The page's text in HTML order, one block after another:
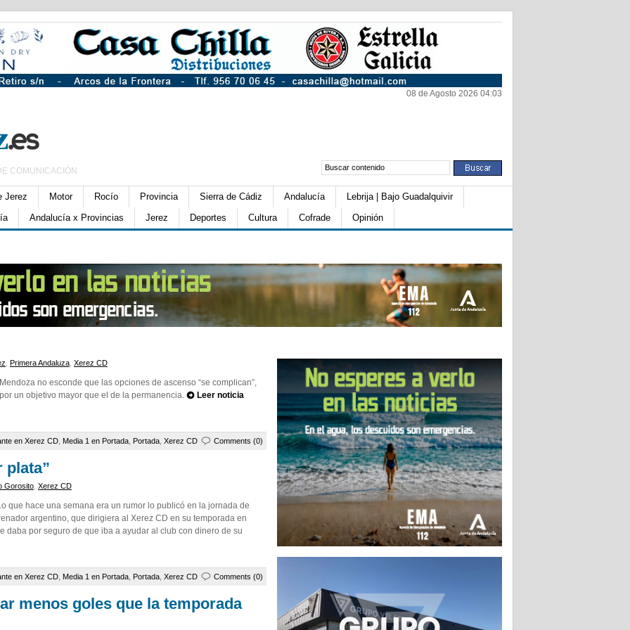
08 de Agosto 2026 04:03
COMUNICACIÓN
Jerez Motor Rocío Provincia Sierra de Cádiz Andalucía
Lebrija | Bajo Guadalquivir
Andalucía x Provincias Jerez Deportes Cultura Cofrade Opinión
Primera Andaluza Xerez CD
no esconde que las opciones de ascenso “se complican”,
un objetivo mayor que el de la permanencia.
Leer noticia
en Xerez CD Media 1 en Portada Portada Xerez CD Comments (0)
plata”
Gorosito Xerez CD
que hace una semana era un rumor lo publicó en la jornada de
argentino, que dirigiera al Xerez CD en su temporada en
daba por seguro de que iba a ayudar al club con dinero de su
en Xerez CD Media 1 en Portada Portada Xerez CD Comments (0)
menos goles que la temporada